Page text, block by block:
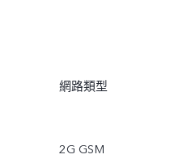
網路類型
2G GSM